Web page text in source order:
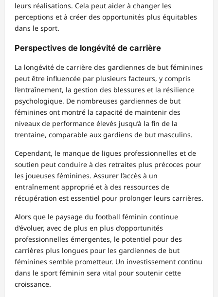
leurs réalisations. Cela peut aider à changer les
perceptions et à créer des opportunités plus équitables
dans le sport.
Perspectives de longévité de carrière
La longévité de carrière des gardiennes de but féminines
peut être influencée par plusieurs facteurs, y compris
l’entraînement, la gestion des blessures et la résilience
psychologique. De nombreuses gardiennes de but
féminines ont montré la capacité de maintenir des
niveaux de performance élevés jusqu’à la fin de la
trentaine, comparable aux gardiens de but masculins.
Cependant, le manque de ligues professionnelles et de
soutien peut conduire à des retraites plus précoces pour
les joueuses féminines. Assurer l’accès à un
entraînement approprié et à des ressources de
récupération est essentiel pour prolonger leurs carrières.
Alors que le paysage du football féminin continue
d’évoluer, avec de plus en plus d’opportunités
professionnelles émergentes, le potentiel pour des
carrières plus longues pour les gardiennes de but
féminines semble prometteur. Un investissement continu
dans le sport féminin sera vital pour soutenir cette
croissance.